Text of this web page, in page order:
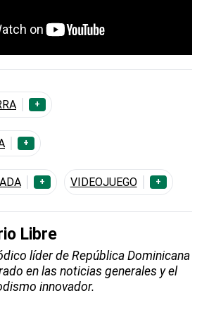
+
+
+ VIDEOJUEGO +
Libre
líder de República Dominicana
en las noticias generales y el
innovador.